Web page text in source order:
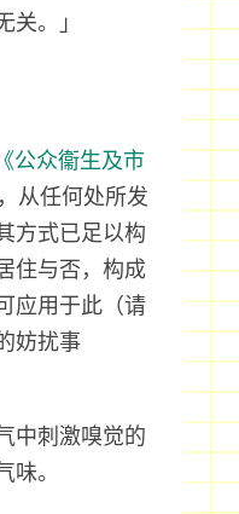
关。」
公众衞生及市
从任何处所发
方式已足以构
住与否，构成
应用于此（请
妨扰事
中刺激嗅觉的
味。